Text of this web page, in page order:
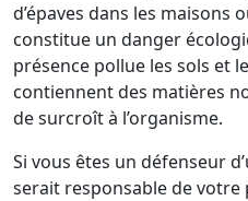
d’épaves dans les maisons
constitue un danger
présence pollue les sols et
contiennent des matières
de surcroît à l’organisme.
Si vous êtes un défenseur
serait responsable de votre